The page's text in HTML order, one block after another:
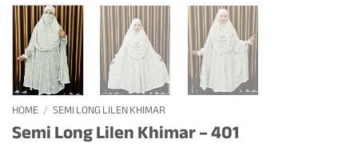
HOME / SEMI LONG LILEN KHIMAR
Semi Long Lilen Khimar – 401